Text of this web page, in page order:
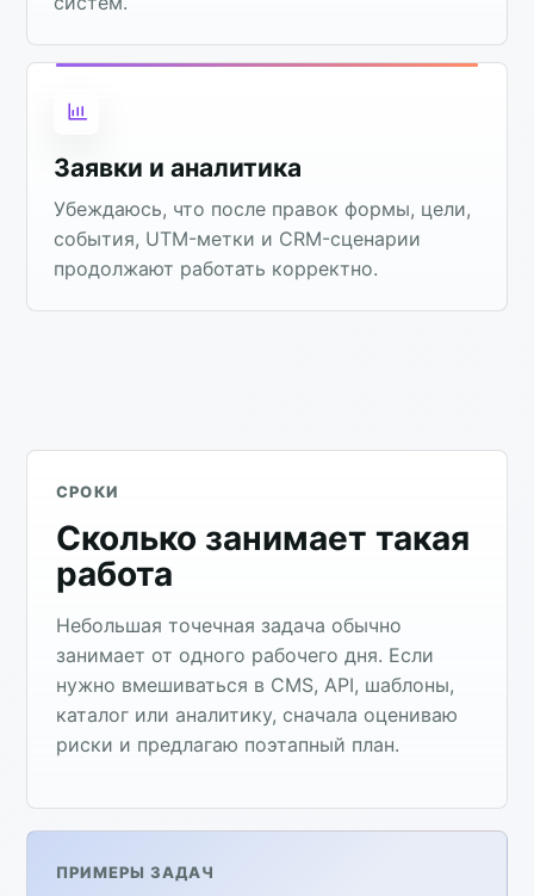
Заявки и аналитика
Убеждаюсь, что после правок формы, цели,
события, UTM-метки и CRM-сценарии
продолжают работать корректно.
СРОКИ
Сколько занимает такая
работа
Небольшая точечная задача обычно
занимает от одного рабочего дня. Если
нужно вмешиваться в CMS, API, шаблоны,
каталог или аналитику, сначала оцениваю
риски и предлагаю поэтапный план.
ПРИМЕРЫ ЗАДАЧ